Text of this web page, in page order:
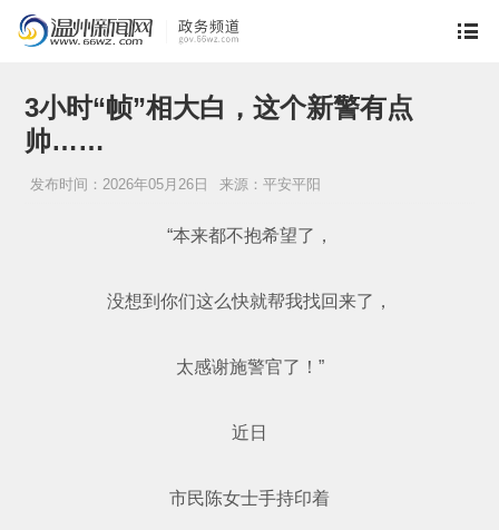
3小时“帧”相大白，这个新警有点
帅……
发布时间：2026年05月26日 来源：平安平阳
“本来都不抱希望了，
没想到你们这么快就帮我找回来了，
太感谢施警官了！”
近日
市民陈女士手持印着